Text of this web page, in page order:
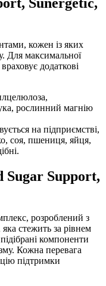
Sunergetic,
кожен із яких
Для максимальної
додаткові
рослинний магнію
на підприємстві,
соя, пшениця, яйця,
Sugar Support,
розроблений з
стежить за рівнем
компоненти
Кожна перевага
підтримки